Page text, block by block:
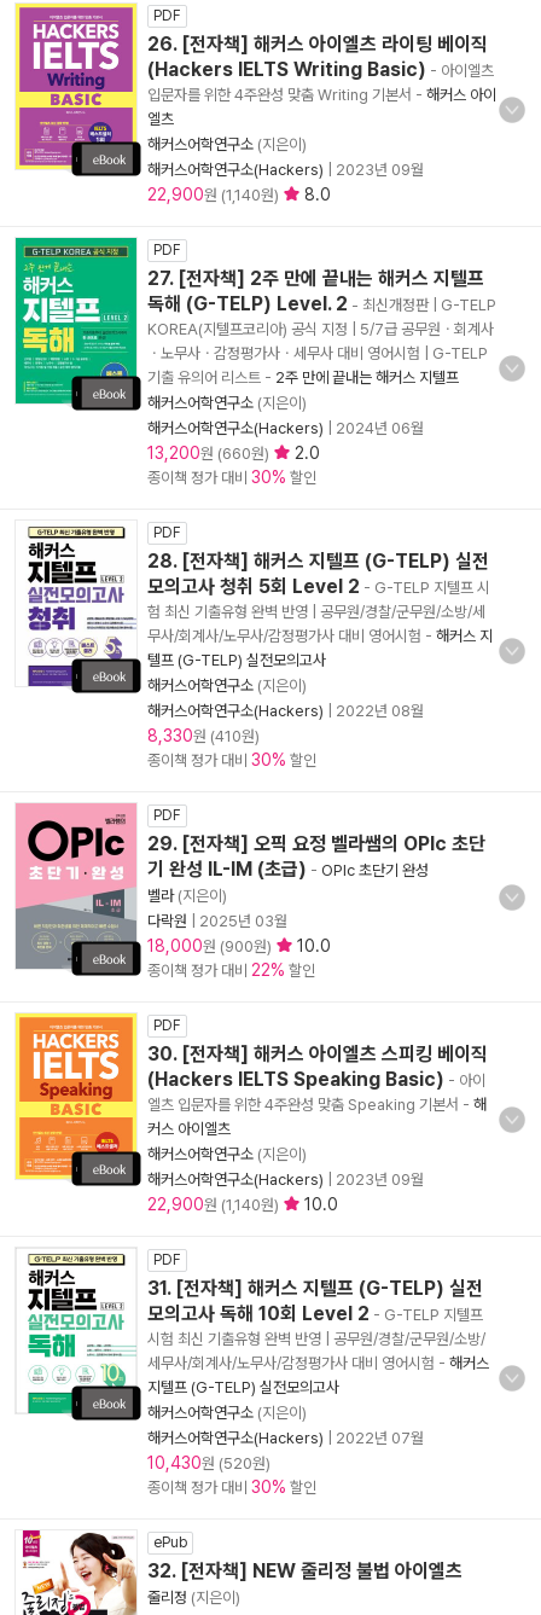
PDF
26. [전자책] 해커스 아이엘츠 라이팅 베이직
(Hackers IELTS Writing Basic) - 아이엘츠
입문자를 위한 4주완성 맞춤 Writing 기본서 - 해커스 아이
엘츠
해커스어학연구소 (지은이)
해커스어학연구소(Hackers)
2023년 09월
22,900원 (1,140원) 8.0
PDF
27. [전자책] 2주 만에 끝내는 해커스 지텔프
독해 (G-TELP) Level. 2 - 최신개정판 | G-TELP
KOREA(지텔프코리아) 공식 지정 | 5/7급 공무원ㆍ회계사
ㆍ노무사ㆍ감정평가사ㆍ세무사 대비 영어시험 | G-TELP
기출 유의어 리스트 - 2주 만에 끝내는 해커스 지텔프
해커스어학연구소 (지은이)
해커스어학연구소(Hackers)
2024년 06월
13,200원 (660원) 2.0
종이책 정가 대비 30% 할인
PDF
28. [전자책] 해커스 지텔프 (G-TELP) 실전
모의고사 청취 5회 Level 2 - G-TELP 지텔프 시
험 최신 기출유형 완벽 반영 | 공무원/경찰/군무원/소방/세
무사/회계사/노무사/감정평가사 대비 영어시험 - 해커스 지
텔프 (G-TELP) 실전모의고사
해커스어학연구소 (지은이)
해커스어학연구소(Hackers)
2022년 08월
8,330원 (410원)
종이책 정가 대비 30% 할인
PDF
29. [전자책] 오픽 요정 벨라쌤의 OPIc 초단
기 완성 IL-IM (초급) - OPIc 초단기 완성
벨라(지은이)
다락원
2025년 03월
18,000원 (900원) 10.0
종이책 정가 대비 22% 할인
PDF
30. [전자책] 해커스 아이엘츠 스피킹 베이직
(Hackers IELTS Speaking Basic) - 아이
엘츠 입문자를 위한 4주완성 맞춤 Speaking 기본서 - 해
커스 아이엘츠
해커스어학연구소 (지은이)
해커스어학연구소(Hackers)
2023년 09월
22,900원 (1,140원) 10.0
PDF
31. [전자책] 해커스 지텔프 (G-TELP) 실전
모의고사 독해 10회 Level 2 - G-TELP 지텔프
시험 최신 기출유형 완벽 반영 | 공무원/경찰/군무원/소방/
세무사/회계사/노무사/감정평가사 대비 영어시험 - 해커스
지텔프 (G-TELP) 실전모의고사
해커스어학연구소 (지은이)
해커스어학연구소(Hackers)
2022년 07월
10,430원 (520원)
종이책 정가 대비 30% 할인
ePub
32. [전자책] NEW 줄리정 불법 아이엘츠
줄리정 (지은이)